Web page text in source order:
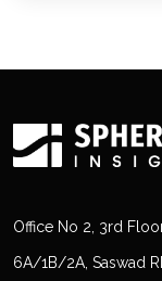
Office No 2, 3rd
6A/1B/2A, Saswad